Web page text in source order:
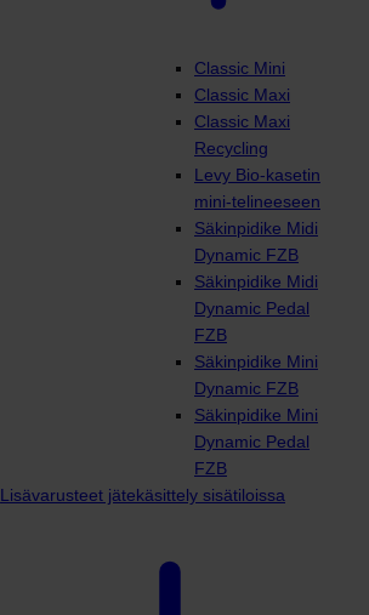
Classic Mini
Classic Maxi
Classic Maxi
Recycling
Levy Bio-kasetin
mini-telineeseen
Säkinpidike Midi
Dynamic FZB
Säkinpidike Midi
Dynamic Pedal
FZB
Säkinpidike Mini
Dynamic FZB
Säkinpidike Mini
Dynamic Pedal
FZB
Lisävarusteet jätekäsittely sisätiloissa